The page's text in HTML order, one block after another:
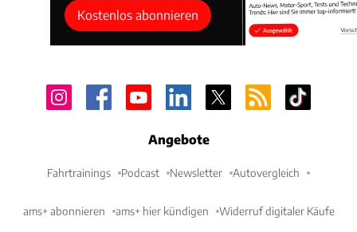
Kostenlos abonnieren
Angebote
Fahrtrainings Podcast Newsletter Autovergleich
ams+ abonnieren ams+ hier kündigen Widerruf digitaler Käufe